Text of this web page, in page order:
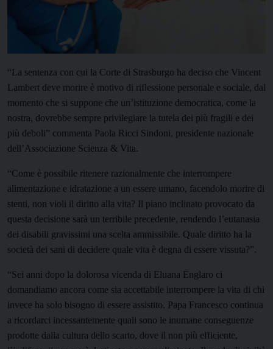
“La sentenza con cui la Corte di Strasburgo ha deciso che Vincent
Lambert deve morire è motivo di riflessione personale e sociale, dal
momento che si suppone che un’istituzione democratica, come la
nostra, dovrebbe sempre privilegiare la tutela dei più fragili e dei
più deboli” commenta Paola Ricci Sindoni, presidente nazionale
dell’Associazione Scienza & Vita.
“Come è possibile ritenere razionalmente che interrompere
alimentazione e idratazione a un essere umano, facendolo morire di
stenti, non violi il diritto alla vita? Il piano inclinato provocato da
questa decisione sarà un terribile precedente, rendendo l’eutanasia
dei disabili gravissimi una scelta ammissibile. Quale diritto ha la
società dei sani di decidere quale vita è degna di essere vissuta?”.
“Sei anni dopo la dolorosa vicenda di Eluana Englaro ci
domandiamo ancora come sia accettabile interrompere la vita di chi
invece ha solo bisogno di essere assistito. Papa Francesco continua
a ricordarci incessantemente quali sono le inumane conseguenze
prodotte dalla cultura dello scarto, dove il non più efficiente,